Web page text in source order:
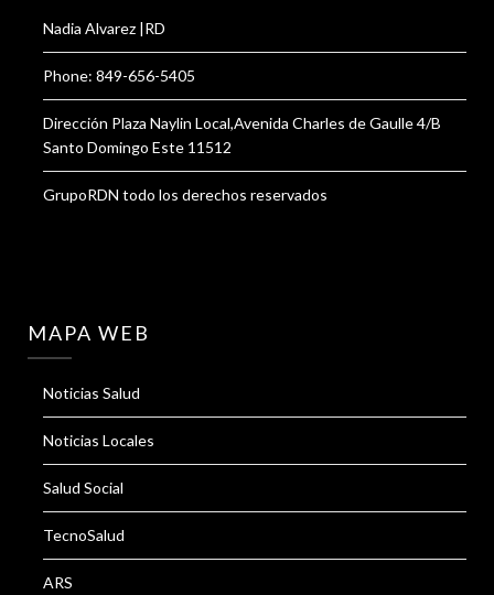
Nadia Alvarez |RD
Phone: 849-656-5405
Dirección Plaza Naylin Local,Avenida Charles de Gaulle 4/B
Santo Domingo Este 11512
GrupoRDN todo los derechos reservados
MAPA WEB
Noticias Salud
Noticias Locales
Salud Social
TecnoSalud
ARS